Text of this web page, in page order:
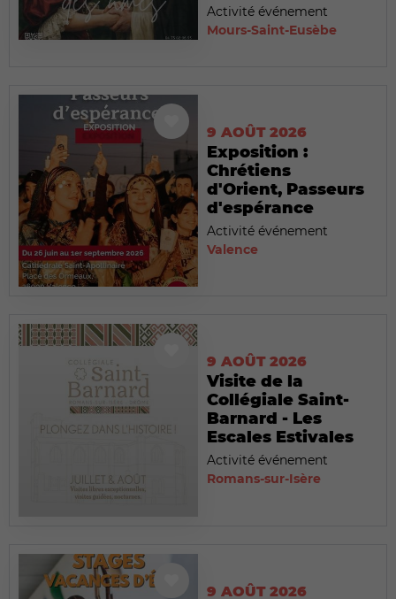
Activité événement
Mours-Saint-Eusèbe
9 AOÛT 2026
Exposition :
Chrétiens
d'Orient, Passeurs
d'espérance
Activité événement
Valence
9 AOÛT 2026
Visite de la
Collégiale Saint-
Barnard - Les
Escales Estivales
Activité événement
Romans-sur-Isère
9 AOÛT 2026